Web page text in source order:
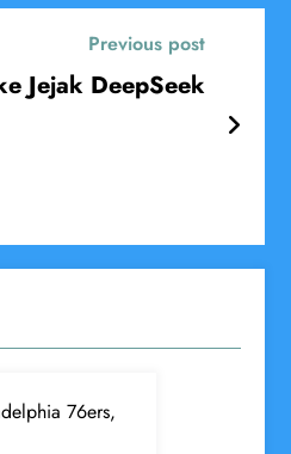
Previous post
Jejak DeepSeek